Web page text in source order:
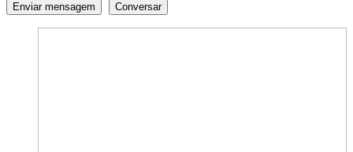
Enviar mensagem Conversar